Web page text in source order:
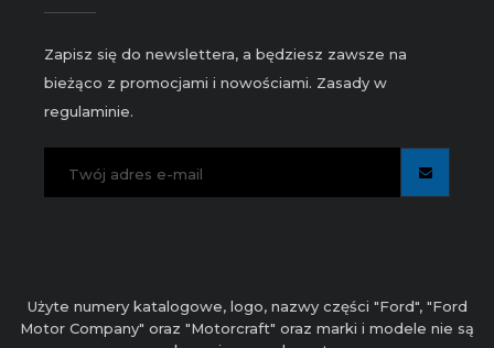
Zapisz się do newslettera, a będziesz zawsze na
bieżąco z promocjami i nowościami. Zasady w
regulaminie.
Użyte numery katalogowe, logo, nazwy części "Ford", "Ford
Motor Company" oraz "Motorcraft" oraz marki i modele nie są